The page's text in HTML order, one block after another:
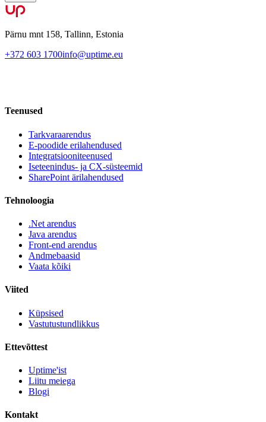
Pärnu mnt 158, Tallinn, Estonia
+372 603 1700info@uptime.eu
Teenused
Tarkvaraarendus
E-poodide erilahendused
Integratsiooniteenused
Iseteenindus- ja CX-süsteemid
SharePoint ärilahendused
Tehnoloogia
.Net arendus
Java arendus
Front-end arendus
Andmebaasid
Vaata kõiki
Viited
Küpsised
Vastutustundlikkus
Ettevõttest
Uptime'ist
Liitu meiega
Blogi
Kontakt